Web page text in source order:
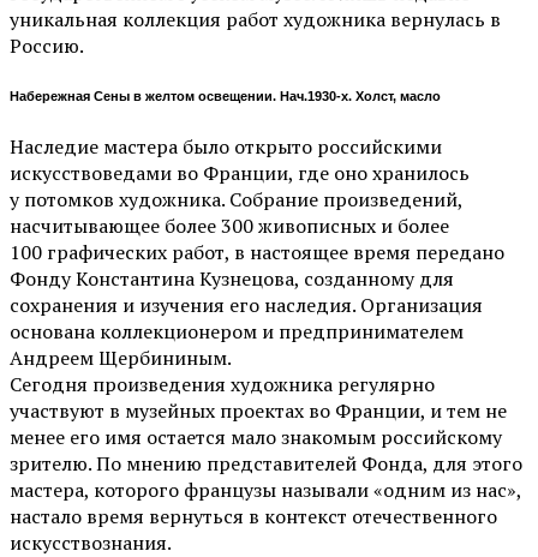
уникальная коллекция работ художника вернулась в
Россию.
Набережная Сены в желтом освещении. Нач.1930-х. Холст, масло
Наследие мастера было открыто российскими
искусствоведами во Франции, где оно хранилось
у потомков художника. Собрание произведений,
насчитывающее более 300 живописных и более
100 графических работ, в настоящее время передано
Фонду Константина Кузнецова, созданному для
сохранения и изучения его наследия. Организация
основана коллекционером и предпринимателем
Андреем Щербининым.
Сегодня произведения художника регулярно
участвуют в музейных проектах во Франции, и тем не
менее его имя остается мало знакомым российскому
зрителю. По мнению представителей Фонда, для этого
мастера, которого французы называли «одним из нас»,
настало время вернуться в контекст отечественного
искусствознания.